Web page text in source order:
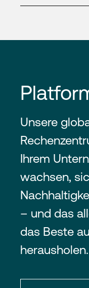
Unsere
Ihrem
wachsen,
– und das
das Beste
herausholen.